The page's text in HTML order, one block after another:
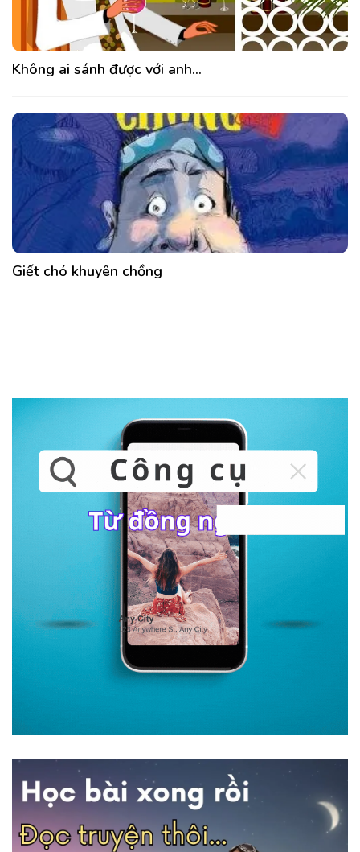
Không ai sánh được với anh…
Giết chó khuyên chồng